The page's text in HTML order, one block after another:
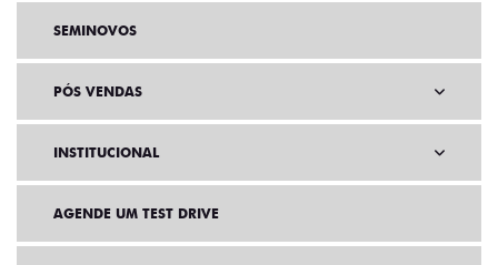
SEMINOVOS
PÓS VENDAS
INSTITUCIONAL
AGENDE UM TEST DRIVE